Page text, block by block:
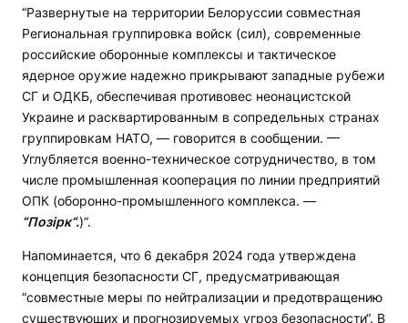
“Развернутые на территории Белоруссии совместная
Региональная группировка войск (сил), современные
российские оборонные комплексы и тактическое
ядерное оружие надежно прикрывают западные рубежи
СГ и ОДКБ, обеспечивая противовес неонацистской
Украине и расквартированным в сопредельных странах
группировкам НАТО, — говорится в сообщении. —
Углубляется военно-техническое сотрудничество, в том
числе промышленная кооперация по линии предприятий
ОПК (оборонно-промышленного комплекса. —
“Позірк“.)“.
Напоминается, что 6 декабря 2024 года утверждена
концепция безопасности СГ, предусматривающая
“совместные меры по нейтрализации и предотвращению
существующих и прогнозируемых угроз безопасности“. В